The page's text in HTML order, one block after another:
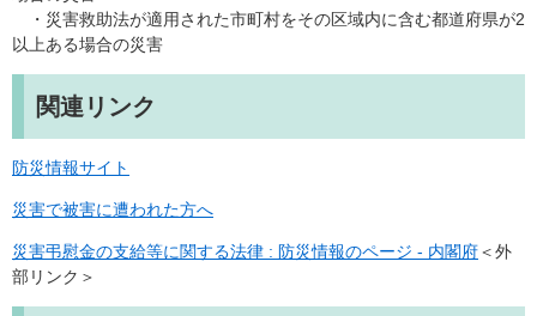
・災害救助法が適用された市町村をその区域内に含む都道府県が2
以上ある場合の災害
関連リンク
防災情報サイト
災害で被害に遭われた方へ
災害弔慰金の支給等に関する法律 : 防災情報のページ - 内閣府＜外
部リンク＞